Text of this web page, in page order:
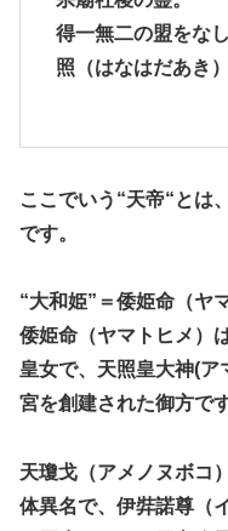
得一無二の盟をな
照（はなはだあき
ここでいう“天帝“とは
です。
“大和姫”＝倭姫命（ヤ
倭姫命（ヤマトヒメ）
皇女で、天照皇大神(ア
宮を創建された御方です
天瓊戈（アメノヌボコ
体異名で、伊弉諾尊（